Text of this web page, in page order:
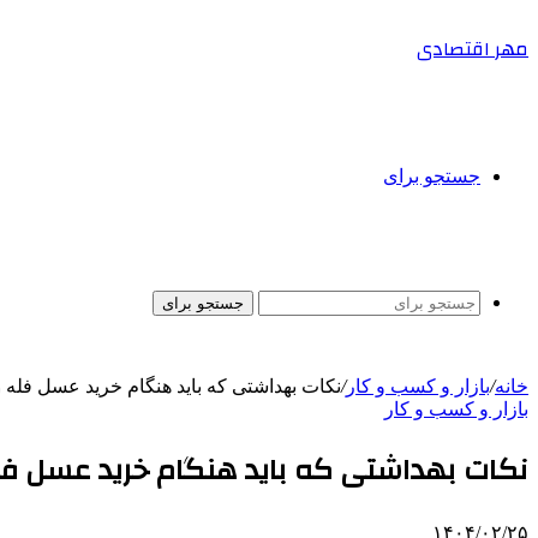
مهر اقتصادی
جستجو برای
جستجو برای
خانه/بازار و کسب و کار/نکات بهداشتی که باید هنگام خرید عسل فله
بازار و کسب و کار
نکات بهداشتی که باید هنگام خرید عسل
۱۴۰۴/۰۲/۲۵